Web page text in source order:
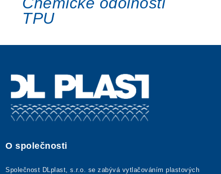
TPU
O společnosti
Společnost DLplast, s.r.o. se zabývá vytlačováním plastových